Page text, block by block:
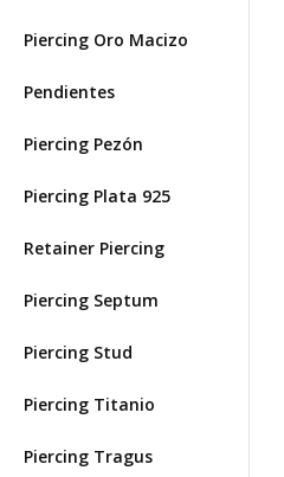
Piercing Oro Macizo
Pendientes
Piercing Pezón
Piercing Plata 925
Retainer Piercing
Piercing Septum
Piercing Stud
Piercing Titanio
Piercing Tragus